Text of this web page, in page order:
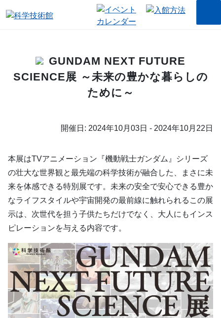
GUNDAM NEXT FUTURE
SCIENCE展 ～未来の豊かな暮らしの
ために～
開催日: 2024年10月03日 - 2024年10月22日
本展はTVアニメーション『機動戦士ガンダム』シリーズ
の壮大な世界観と最先端の科学技術が融合した、まさに未
来を体感できる特別展です。未来の安全で安心できる豊か
なライフスタイルや宇宙開発の最前線に触れられるこの展
示は、次世代を担う子供たちだけでなく、大人にもインス
ピレーションを与える内容です。